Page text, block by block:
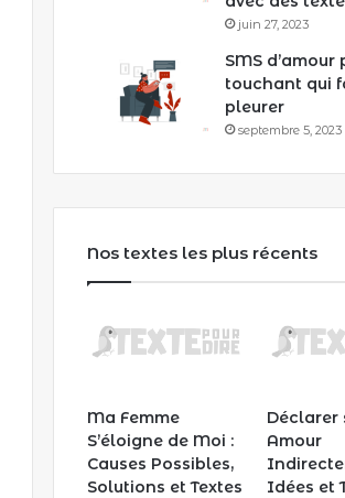
juin 27, 2023
SMS d’amour
touchant qui
pleurer
septembre 5, 2023
Nos textes les plus récents
Ma Femme
S’éloigne de Moi :
Causes Possibles,
Solutions et Textes
Déclarer
Amour
Idées et